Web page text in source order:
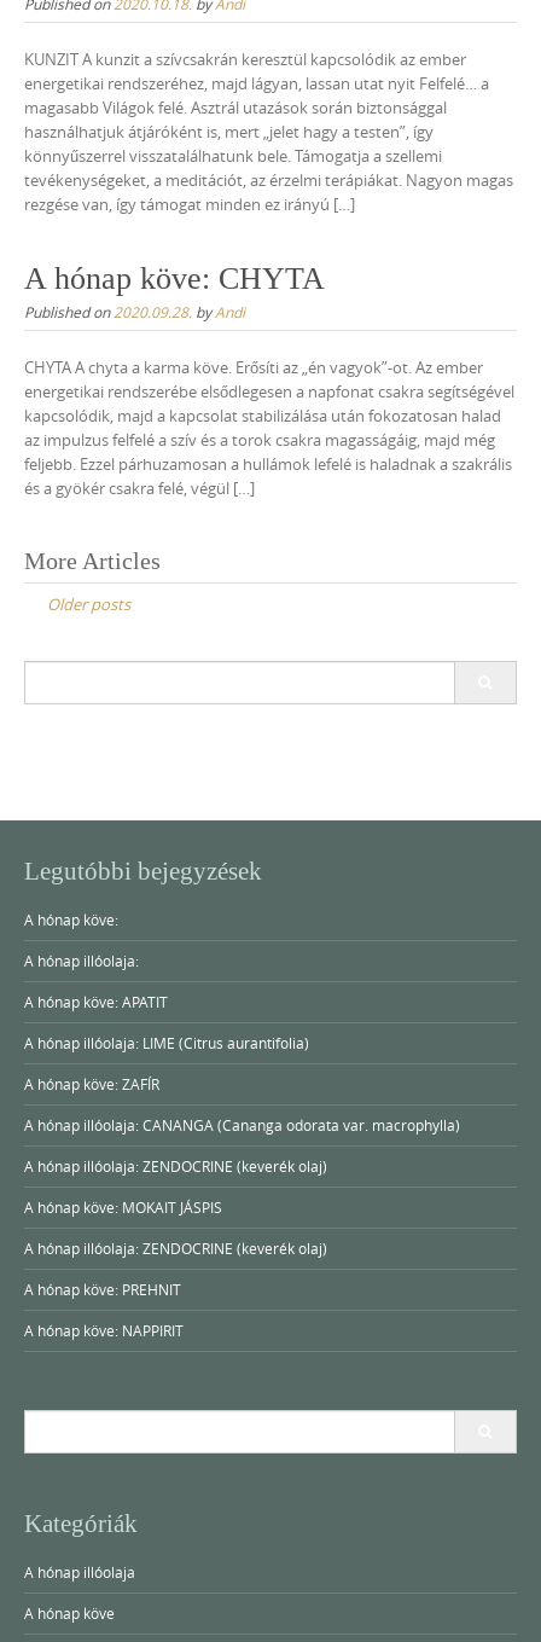
KUNZIT A kunzit a szívcsakrán keresztül kapcsolódik az ember
energetikai rendszeréhez, majd lágyan, lassan utat nyit Felfelé… a
magasabb Világok felé. Asztrál utazások során biztonsággal
használhatjuk átjáróként is, mert „jelet hagy a testen”, így
könnyűszerrel visszatalálhatunk bele. Támogatja a szellemi
tevékenységeket, a meditációt, az érzelmi terápiákat. Nagyon magas
rezgése van, így támogat minden ez irányú […]
A hónap köve: CHYTA
Published on2020.09.28. byAndi
CHYTA A chyta a karma köve. Erősíti az „én vagyok”-ot. Az ember
energetikai rendszerébe elsődlegesen a napfonat csakra segítségével
kapcsolódik, majd a kapcsolat stabilizálása után fokozatosan halad
az impulzus felfelé a szív és a torok csakra magasságáig, majd még
feljebb. Ezzel párhuzamosan a hullámok lefelé is haladnak a szakrális
és a gyökér csakra felé, végül […]
Posts
navigation
More Articles
Older posts
Legutóbbi bejegyzések
A hónap köve:
A hónap illóolaja:
A hónap köve: APATIT
A hónap illóolaja: LIME (Citrus aurantifolia)
A hónap köve: ZAFÍR
A hónap illóolaja: CANANGA (Cananga odorata var. macrophylla)
A hónap illóolaja: ZENDOCRINE (keverék olaj)
A hónap köve: MOKAIT JÁSPIS
A hónap illóolaja: ZENDOCRINE (keverék olaj)
A hónap köve: PREHNIT
A hónap köve: NAPPIRIT
Kategóriák
A hónap illóolaja
A hónap köve